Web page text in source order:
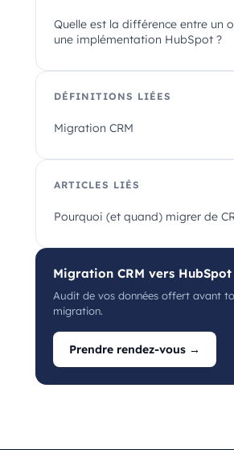
Quelle est la différence entre un
une implémentation HubSpot ?
DÉFINITIONS LIÉES
Migration CRM
ARTICLES LIÉS
Pourquoi (et quand) migrer de
Migration CRM vers HubSpot
Audit de vos données offert avant
migration.
Prendre rendez-vous →